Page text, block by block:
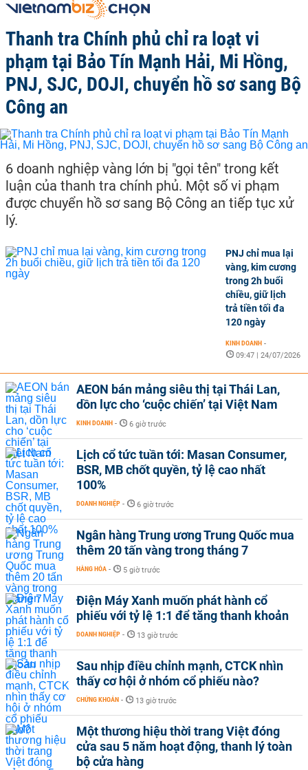
Thanh tra Chính phủ chỉ ra loạt vi
phạm tại Bảo Tín Mạnh Hải, Mi Hồng,
PNJ, SJC, DOJI, chuyển hồ sơ sang Bộ
Công an
6 doanh nghiệp vàng lớn bị "gọi tên" trong kết
luận của thanh tra chính phủ. Một số vi phạm
được chuyển hồ sơ sang Bộ Công an tiếp tục xử
lý.
PNJ chỉ mua lại
vàng, kim cương
trong 2h buổi
chiều, giữ lịch
trả tiền tối đa
120 ngày
KINH DOANH -
09:47 | 24/07/2026
AEON bán mảng siêu thị tại Thái Lan,
dồn lực cho ‘cuộc chiến’ tại Việt Nam
KINH DOANH - 6 giờ trước
Lịch cổ tức tuần tới: Masan Consumer,
BSR, MB chốt quyền, tỷ lệ cao nhất
100%
DOANH NGHIỆP - 6 giờ trước
Ngân hàng Trung ương Trung Quốc mua
thêm 20 tấn vàng trong tháng 7
HÀNG HÓA - 5 giờ trước
Điện Máy Xanh muốn phát hành cổ
phiếu với tỷ lệ 1:1 để tăng thanh khoản
DOANH NGHIỆP - 13 giờ trước
Sau nhịp điều chỉnh mạnh, CTCK nhìn
thấy cơ hội ở nhóm cổ phiếu nào?
CHỨNG KHOÁN - 13 giờ trước
Một thương hiệu thời trang Việt đóng
cửa sau 5 năm hoạt động, thanh lý toàn
bộ cửa hàng